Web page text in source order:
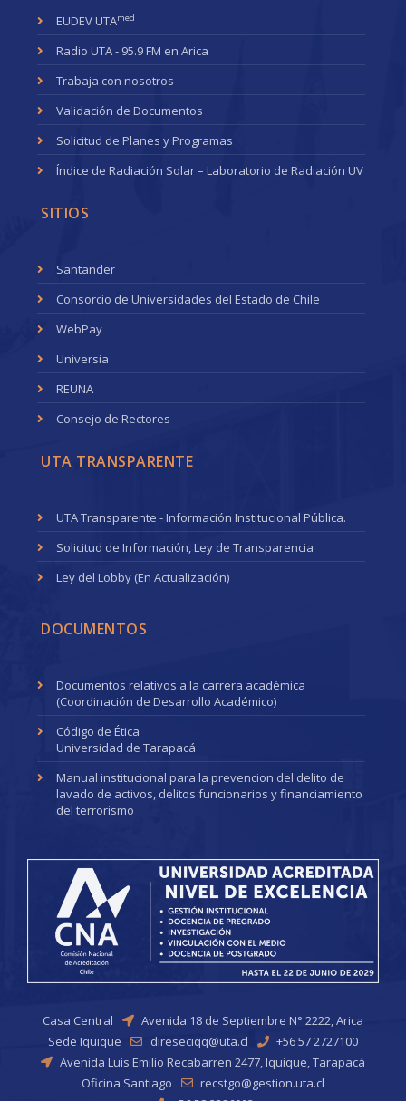
EUDEV UTAmed
Radio UTA - 95.9 FM en Arica
Trabaja con nosotros
Validación de Documentos
Solicitud de Planes y Programas
Índice de Radiación Solar – Laboratorio de Radiación UV
SITIOS
Santander
Consorcio de Universidades del Estado de Chile
WebPay
Universia
REUNA
Consejo de Rectores
UTA TRANSPARENTE
UTA Transparente - Información Institucional Pública.
Solicitud de Información, Ley de Transparencia
Ley del Lobby (En Actualización)
DOCUMENTOS
Documentos relativos a la carrera académica
(Coordinación de Desarrollo Académico)
Código de Ética
Universidad de Tarapacá
Manual institucional para la prevencion del delito de
lavado de activos, delitos funcionarios y financiamiento
del terrorismo
Casa Central
Avenida 18 de Septiembre N° 2222, Arica
Sede Iquique
direseciqq@uta.cl
+56 57 2727100
Avenida Luis Emilio Recabarren 2477, Iquique, Tarapacá
Oficina Santiago
recstgo@gestion.uta.cl